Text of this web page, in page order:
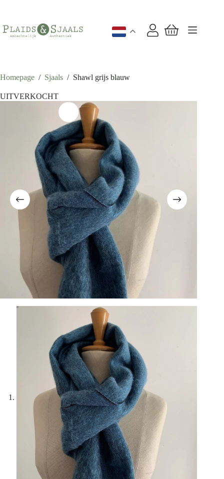
inhoud
Winkelwagen
Homepage / Sjaals / Shawl grijs blauw
UITVERKOCHT